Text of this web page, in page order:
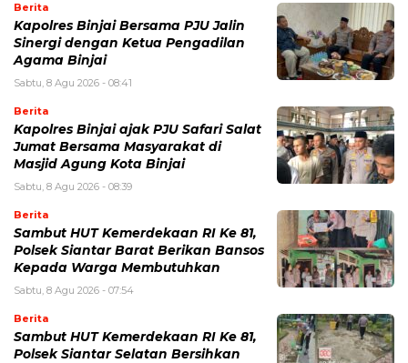
Berita
Kapolres Binjai Bersama PJU Jalin
Sinergi dengan Ketua Pengadilan
Agama Binjai
Sabtu, 8 Agu 2026 - 08:41
Berita
Kapolres Binjai ajak PJU Safari Salat
Jumat Bersama Masyarakat di
Masjid Agung Kota Binjai
Sabtu, 8 Agu 2026 - 08:39
Berita
Sambut HUT Kemerdekaan RI Ke 81,
Polsek Siantar Barat Berikan Bansos
Kepada Warga Membutuhkan
Sabtu, 8 Agu 2026 - 07:54
Berita
Sambut HUT Kemerdekaan RI Ke 81,
Polsek Siantar Selatan Bersihkan